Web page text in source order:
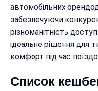
автомобільних
забезпечуючи
різноманітність
ідеальне рішення для
комфорт під час
Список